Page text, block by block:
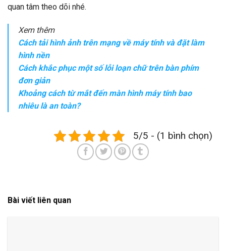
quan tâm theo dõi nhé.
Xem thêm
Cách tải hình ảnh trên mạng về máy tính và đặt làm
hình nền
Cách khắc phục một số lỗi loạn chữ trên bàn phím
đơn giản
Khoảng cách từ mắt đến màn hình máy tính bao
nhiêu là an toàn?
5/5 - (1 bình chọn)
Bài viết liên quan